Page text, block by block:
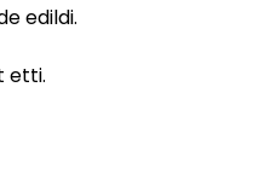
edildi.
etti.